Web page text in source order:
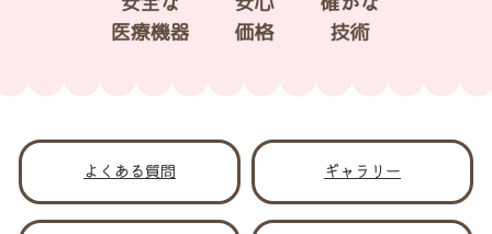
よくある質問 ギャラリー